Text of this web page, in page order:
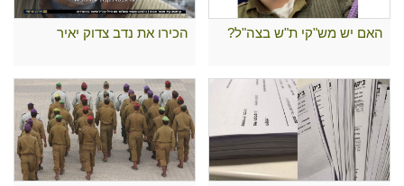
האם יש מש"קי ת"ש בצה"ל? הכירו את נדב צדוק יאיר